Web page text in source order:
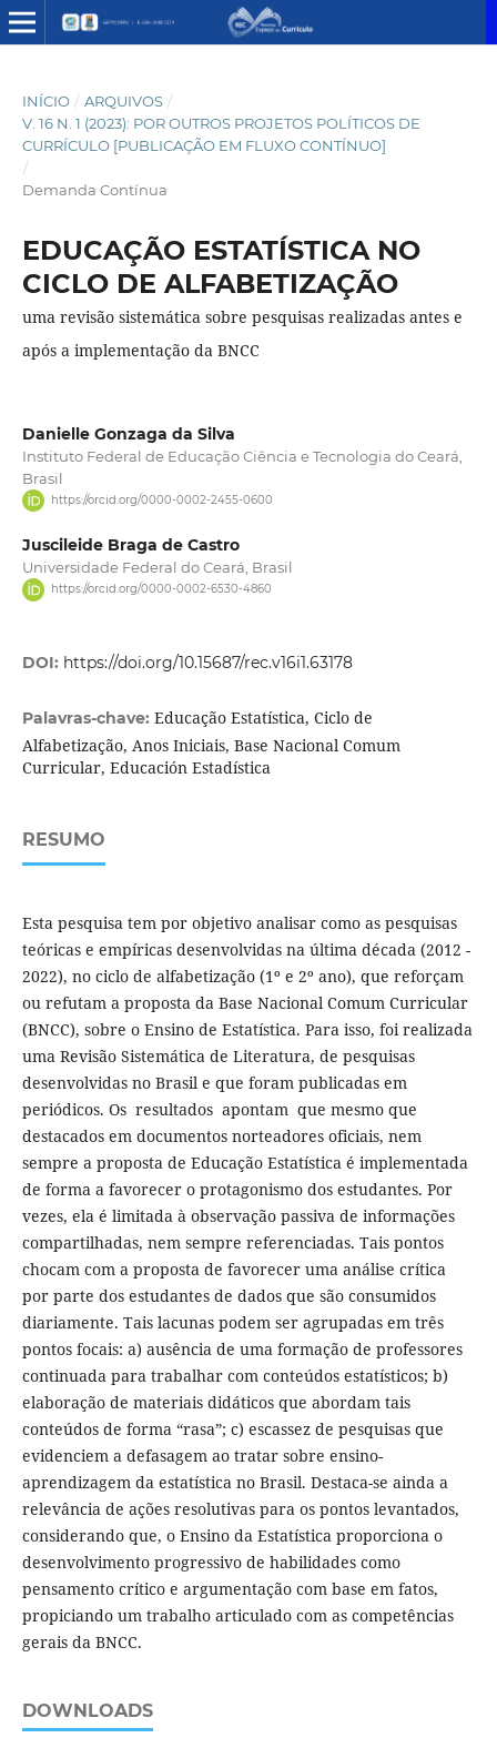
INÍCIO / ARQUIVOS /
V. 16 N. 1 (2023): POR OUTROS PROJETOS POLÍTICOS DE
CURRÍCULO [PUBLICAÇÃO EM FLUXO CONTÍNUO]
/
Demanda Contínua
EDUCAÇÃO ESTATÍSTICA NO
CICLO DE ALFABETIZAÇÃO
uma revisão sistemática sobre pesquisas realizadas antes e
após a implementação da BNCC
Danielle Gonzaga da Silva
Instituto Federal de Educação Ciência e Tecnologia do Ceará,
Brasil
https://orcid.org/0000-0002-2455-0600
Juscileide Braga de Castro
Universidade Federal do Ceará, Brasil
https://orcid.org/0000-0002-6530-4860
DOI: https://doi.org/10.15687/rec.v16i1.63178
Palavras-chave: Educação Estatística, Ciclo de
Alfabetização, Anos Iniciais, Base Nacional Comum
Curricular, Educación Estadística
RESUMO
Esta pesquisa tem por objetivo analisar como as pesquisas
teóricas e empíricas desenvolvidas na última década (2012 -
2022), no ciclo de alfabetização (1º e 2º ano), que reforçam
ou refutam a proposta da Base Nacional Comum Curricular
(BNCC), sobre o Ensino de Estatística. Para isso, foi realizada
uma Revisão Sistemática de Literatura, de pesquisas
desenvolvidas no Brasil e que foram publicadas em
periódicos. Os resultados apontam que mesmo que
destacados em documentos norteadores oficiais, nem
sempre a proposta de Educação Estatística é implementada
de forma a favorecer o protagonismo dos estudantes. Por
vezes, ela é limitada à observação passiva de informações
compartilhadas, nem sempre referenciadas. Tais pontos
chocam com a proposta de favorecer uma análise crítica
por parte dos estudantes de dados que são consumidos
diariamente. Tais lacunas podem ser agrupadas em três
pontos focais: a) ausência de uma formação de professores
continuada para trabalhar com conteúdos estatísticos; b)
elaboração de materiais didáticos que abordam tais
conteúdos de forma “rasa”; c) escassez de pesquisas que
evidenciem a defasagem ao tratar sobre ensino-
aprendizagem da estatística no Brasil. Destaca-se ainda a
relevância de ações resolutivas para os pontos levantados,
considerando que, o Ensino da Estatística proporciona o
desenvolvimento progressivo de habilidades como
pensamento crítico e argumentação com base em fatos,
propiciando um trabalho articulado com as competências
gerais da BNCC.
DOWNLOADS